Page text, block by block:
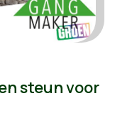
steun voor